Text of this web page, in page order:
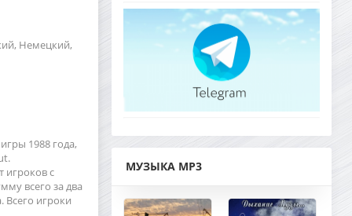
Немецкий,
1988 года,
игроков с
всего за два
Всего игроки
МУЗЫКА MP3